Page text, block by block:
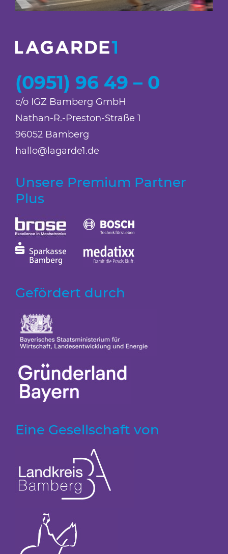
(0951) 96 49 – 0
c/o IGZ Bamberg GmbH
Nathan-R.-Preston-Straße 1
96052 Bamberg
hallo@lagarde1.de
Unsere Premium Partner
Plus
Gefördert durch
Eine Gesellschaft von